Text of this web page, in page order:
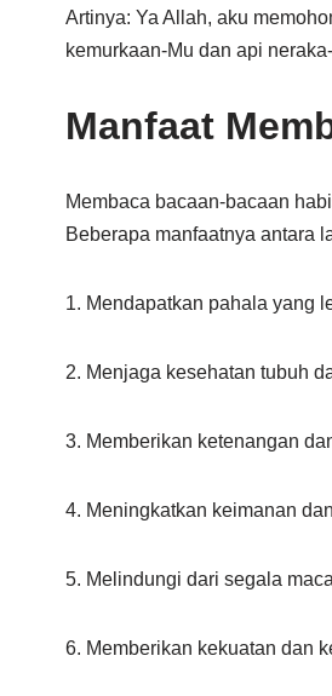
Artinya: Ya Allah, aku
kemurkaan-Mu dan api
Manfaat
Membaca bacaan-bacaan
Beberapa manfaatnya antara
1. Mendapatkan pahala yang
2. Menjaga kesehatan tubuh
3. Memberikan ketenangan
4. Meningkatkan keimanan
5. Melindungi dari segala
6. Memberikan kekuatan dan